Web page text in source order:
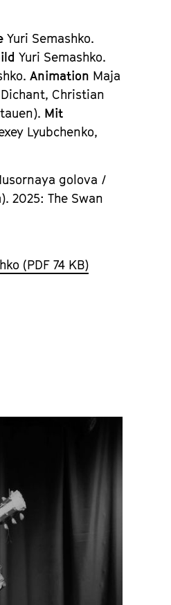
Yuri Semashko.
Yuri Semashko.
Animation Maja
Christian
Mit
Lyubchenko,
golova /
2025: The Swan
(PDF 74 KB)